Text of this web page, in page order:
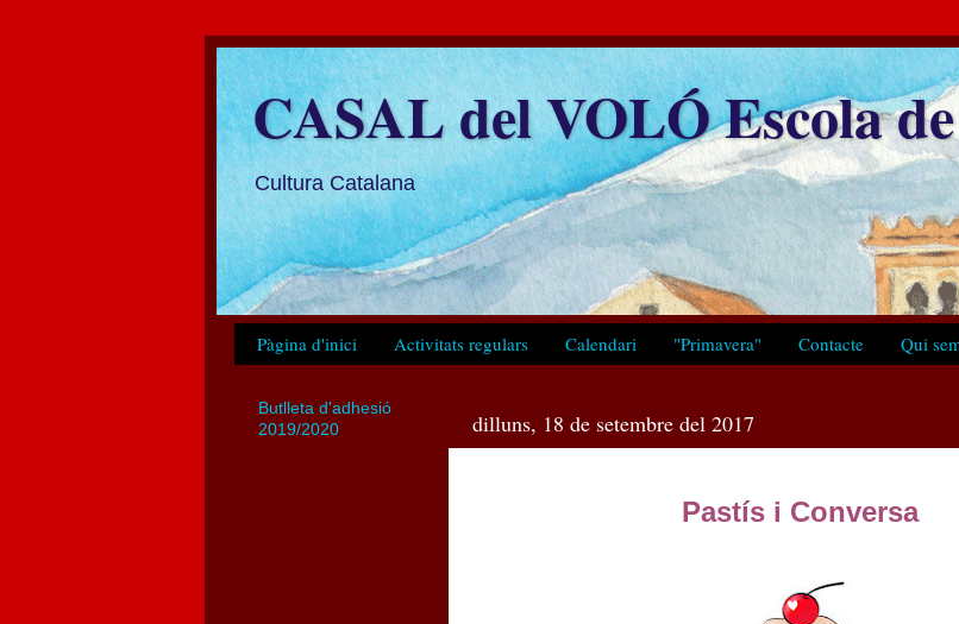
CASAL del VOLÓ Escola
Cultura Catalana
Pàgina d'inici Activitats regulars Calendari "Primavera" Contacte Qui
dilluns, 18 de setembre del 2017
Pastís i Conversa
Butlleta d'adhesió
2019/2020